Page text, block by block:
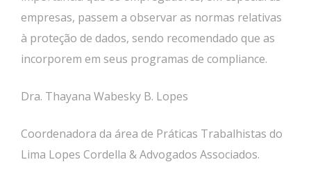
empresas, passem a observar as normas relativas
à proteção de dados, sendo recomendado que as
incorporem em seus programas de compliance.
Dra. Thayana Wabesky B. Lopes
Coordenadora da área de Práticas Trabalhistas do
Lima Lopes Cordella & Advogados Associados.